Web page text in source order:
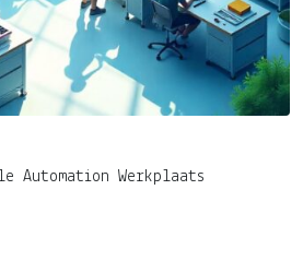
Automation Werkplaats